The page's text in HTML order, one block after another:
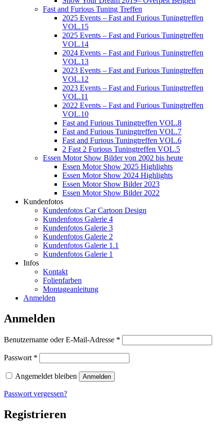
Fast and Furious Tuning Treffen
2025 Events – Fast and Furious Tuningtreffen
VOL.15
2025 Events – Fast and Furious Tuningtreffen
VOL.14
2024 Events – Fast and Furious Tuningtreffen
VOL.13
2023 Events – Fast and Furious Tuningtreffen
VOL.12
2023 Events – Fast and Furious Tuningtreffen
VOL.11
2022 Events – Fast and Furious Tuningtreffen
VOL.10
Fast and Furious Tuningtreffen VOL.8
Fast and Furious Tuningtreffen VOL.7
Fast and Furious Tuningtreffen VOL.6
2 Fast 2 Furious Tuningtreffen VOL.5
Essen Motor Show Bilder von 2002 bis heute
Essen Motor Show 2025 Highlights
Essen Motor Show 2024 Highlights
Essen Motor Show Bilder 2023
Essen Motor Show Bilder 2022
Kundenfotos
Kundenfotos Car Cartoon Design
Kundenfotos Galerie 4
Kundenfotos Galerie 3
Kundenfotos Galerie 2
Kundenfotos Galerie 1.1
Kundenfotos Galerie 1
Infos
Kontakt
Folienfarben
Montageanleitung
Anmelden
Anmelden
Benutzername oder E-Mail-Adresse *
Passwort *
Angemeldet bleiben Anmelden
Passwort vergessen?
Registrieren